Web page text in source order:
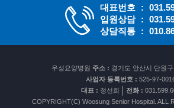
대표번호 :
입원상담 :
상담직통 :
우성요양병원 주소 : 경기도 안산시 단원
사업자 등록번호 : 525-97-
대표 : 정선희 전화 :
COPYRIGHT(C) Woosung Senior Hospital. ALL